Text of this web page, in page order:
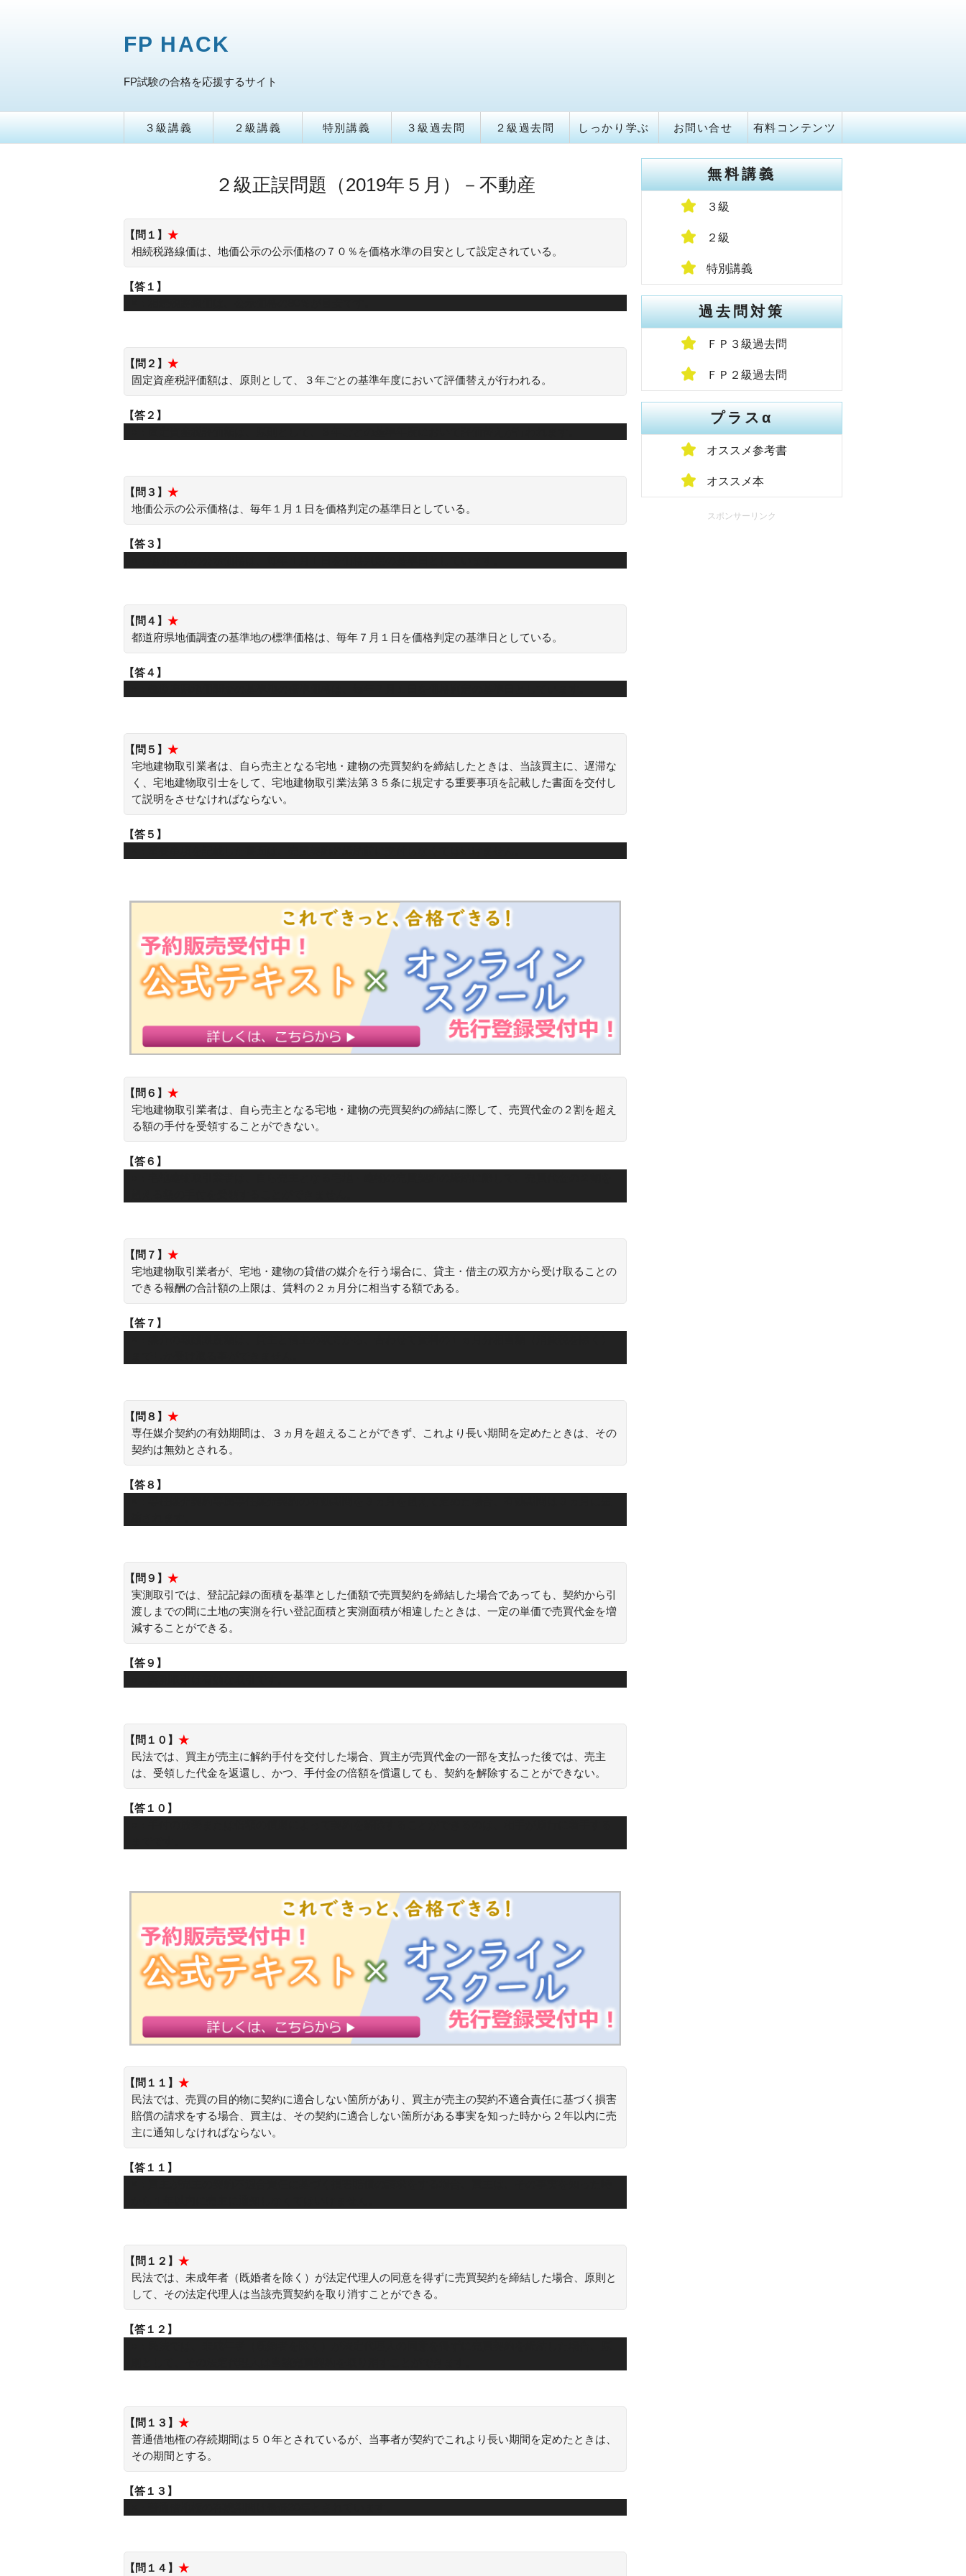
FP HACK
FP試験の合格を応援するサイト
３級講義 ２級講義 特別講義 ３級過去問 ２級過去問 しっかり学ぶ お問い合せ 有料コンテンツ
２級正誤問題（2019年５月）－不動産
【問１】 ★
相続税路線価は、地価公示の公示価格の７０％を価格水準の目安として設定されている。
【答１】
【問２】 ★
固定資産税評価額は、原則として、３年ごとの基準年度において評価替えが行われる。
【答２】
【問３】 ★
地価公示の公示価格は、毎年１月１日を価格判定の基準日としている。
【答３】
【問４】 ★
都道府県地価調査の基準地の標準価格は、毎年７月１日を価格判定の基準日としている。
【答４】
【問５】 ★
宅地建物取引業者は、自ら売主となる宅地・建物の売買契約を締結したときは、当該買主に、遅滞な
く、宅地建物取引士をして、宅地建物取引業法第３５条に規定する重要事項を記載した書面を交付し
て説明をさせなければならない。
【答５】
【問６】 ★
宅地建物取引業者は、自ら売主となる宅地・建物の売買契約の締結に際して、売買代金の２割を超え
る額の手付を受領することができない。
【答６】
【問７】 ★
宅地建物取引業者が、宅地・建物の貸借の媒介を行う場合に、貸主・借主の双方から受け取ることの
できる報酬の合計額の上限は、賃料の２ヵ月分に相当する額である。
【答７】
【問８】 ★
専任媒介契約の有効期間は、３ヵ月を超えることができず、これより長い期間を定めたときは、その
契約は無効とされる。
【答８】
【問９】 ★
実測取引では、登記記録の面積を基準とした価額で売買契約を締結した場合であっても、契約から引
渡しまでの間に土地の実測を行い登記面積と実測面積が相違したときは、一定の単価で売買代金を増
減することができる。
【答９】
【問１０】 ★
民法では、買主が売主に解約手付を交付した場合、買主が売買代金の一部を支払った後では、売主
は、受領した代金を返還し、かつ、手付金の倍額を償還しても、契約を解除することができない。
【答１０】
【問１１】 ★
民法では、売買の目的物に契約に適合しない箇所があり、買主が売主の契約不適合責任に基づく損害
賠償の請求をする場合、買主は、その契約に適合しない箇所がある事実を知った時から２年以内に売
主に通知しなければならない。
【答１１】
【問１２】 ★
民法では、未成年者（既婚者を除く）が法定代理人の同意を得ずに売買契約を締結した場合、原則と
して、その法定代理人は当該売買契約を取り消すことができる。
【答１２】
【問１３】 ★
普通借地権の存続期間は５０年とされているが、当事者が契約でこれより長い期間を定めたときは、
その期間とする。
【答１３】
【問１４】 ★
無料講義
３級
２級
特別講義
過去問対策
ＦＰ３級過去問
ＦＰ２級過去問
プラスα
オススメ参考書
オススメ本
スポンサーリンク